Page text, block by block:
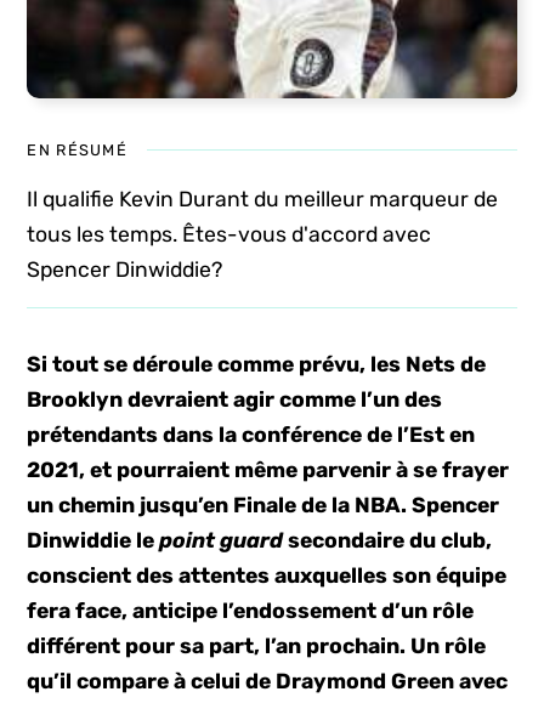
EN RÉSUMÉ
Il qualifie Kevin Durant du meilleur marqueur de
tous les temps. Êtes-vous d'accord avec
Spencer Dinwiddie?
Si tout se déroule comme prévu, les Nets de
Brooklyn devraient agir comme l’un des
prétendants dans la conférence de l’Est en
2021, et pourraient même parvenir à se frayer
un chemin jusqu’en Finale de la NBA. Spencer
Dinwiddie lepoint guardsecondaire du club,
conscient des attentes auxquelles son équipe
fera face, anticipe l’endossement d’un rôle
différent pour sa part, l’an prochain. Un rôle
qu’il compare à celui de Draymond Green avec